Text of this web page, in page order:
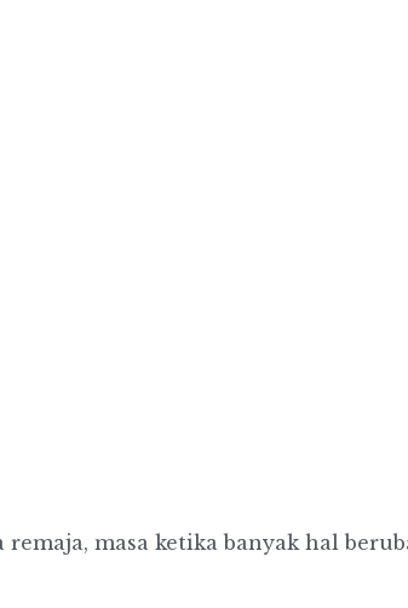
masa ketika banyak hal